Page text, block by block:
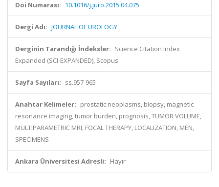
Doi Numarası: 10.1016/j.juro.2015.04.075
Dergi Adı: JOURNAL OF UROLOGY
Derginin Tarandığı İndeksler: Science Citation Index
Expanded (SCI-EXPANDED), Scopus
Sayfa Sayıları: ss.957-965
Anahtar Kelimeler: prostatic neoplasms, biopsy, magnetic
resonance imaging, tumor burden, prognosis, TUMOR VOLUME,
MULTIPARAMETRIC MRI, FOCAL THERAPY, LOCALIZATION, MEN,
SPECIMENS
Ankara Üniversitesi Adresli: Hayır